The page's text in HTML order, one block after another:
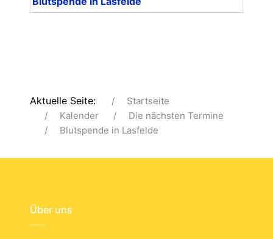
Aktuelle Seite:
Startseite
Kalender
Die nächsten Termine
Blutspende in Lasfelde
Über uns